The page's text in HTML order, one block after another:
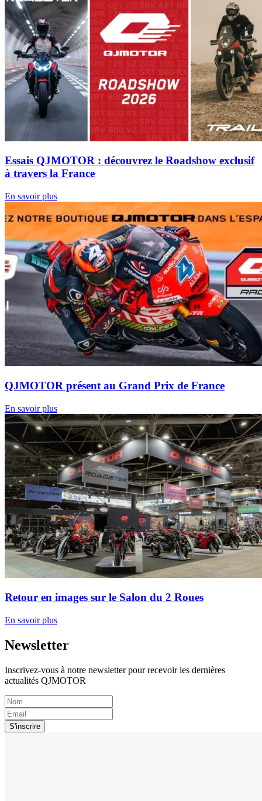
Essais QJMOTOR : découvrez le Roadshow exclusif
à travers la France
En savoir plus
QJMOTOR présent au Grand Prix de France
En savoir plus
Retour en images sur le Salon du 2 Roues
En savoir plus
Newsletter
Inscrivez-vous à notre newsletter pour recevoir les dernières
actualités QJMOTOR
S'inscrire